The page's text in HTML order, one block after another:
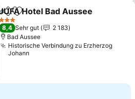
Zu Favoriten hinzufügen
Hotel Bad Aussee
3 Sterne
8,4 Sehr gut
2 183
Bad Aussee
Historische Verbindung zu Erzherzog
Johann